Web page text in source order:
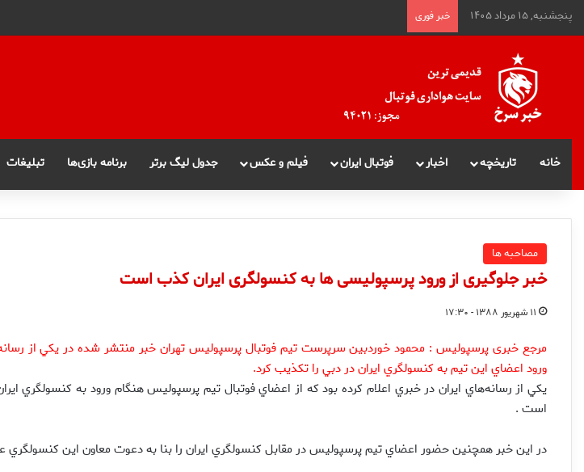
پنجشنبه, ۱۵ مرداد ۱۴۰۵ خبر فوری
خانه تاریخچه اخبار فوتبال ایران فیلم و عکس جدول لیگ برتر برنامه بازی‌ها تبلیغات
مصاحبه ها
خبر جلوگیری از ورود پرسپولیسی ها به کنسولگری ایران کذب است
۱۱ شهریور ۱۳۸۸ - ۱۷:۳۰
مرجع خبری پرسپولیس : محمود خوردبين سرپرست تيم فوتبال پرسپولیس تهران خبر منتشر شده در يكي از
ورود اعضاي اين تيم به كنسولگري ايران در دبي را تكذيب كرد.
يكي از رسانه‌هاي ايران در خبري اعلام كرده بود كه از اعضاي فوتبال تيم پرسپولیس هنگام ورود به كنسولگري
است .
در اين خبر همچنين حضور اعضاي تيم پرسپولیس در مقابل كنسولگري ايران را بنا به دعوت معاون اين